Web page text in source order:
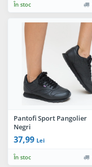
În stoc
Pantofi Sport Pangolier
Negri
37,99 Lei
În stoc